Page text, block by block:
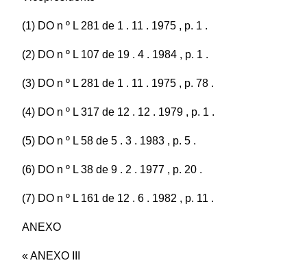
(1) DO n º L 281 de 1 . 11 . 1975 , p. 1 .
(2) DO n º L 107 de 19 . 4 . 1984 , p. 1 .
(3) DO n º L 281 de 1 . 11 . 1975 , p. 78 .
(4) DO n º L 317 de 12 . 12 . 1979 , p. 1 .
(5) DO n º L 58 de 5 . 3 . 1983 , p. 5 .
(6) DO n º L 38 de 9 . 2 . 1977 , p. 20 .
(7) DO n º L 161 de 12 . 6 . 1982 , p. 11 .
ANEXO
« ANEXO III